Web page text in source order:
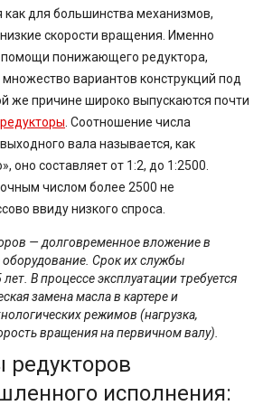
для большинства механизмов,
скорости вращения. Именно
помощи понижающего редуктора,
вариантов конструкций под
же причине широко выпускаются почти
редукторы . Соотношение числа
вала называется, как
оно составляет от 1:2, до 1:2500.
числом более 2500 не
ввиду низкого спроса.
— долговременное вложение в
Срок их службы
В процессе эксплуатации требуется
замена масла в картере и
режимов (нагрузка,
вращения на первичном валу).
редукторов
исполнения: